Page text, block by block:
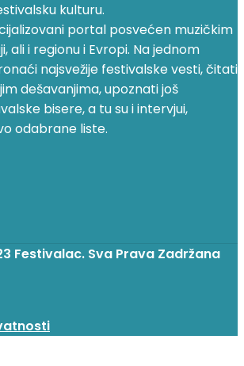
kulturu.
portal posvećen muzičkim
ali i regionu i Evropi. Na jednom
najsvežije festivalske vesti, čitati
dešavanjima, upoznati još
bisere, a tu su i intervjui,
odabrane liste.
Festivalac. Sva Prava Zadržana